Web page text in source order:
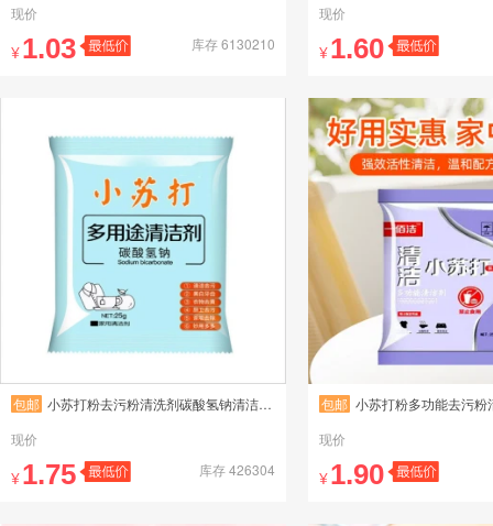
现价
¥1.03 库存 6130210
现价
¥1.60
包邮 小苏打粉去污粉清洗剂碳酸氢钠清洁厨房小苏打
现价
¥1.75 库存 426304
包邮 小苏打粉多功能去污粉清洗剂碳酸氢
现价
¥1.90